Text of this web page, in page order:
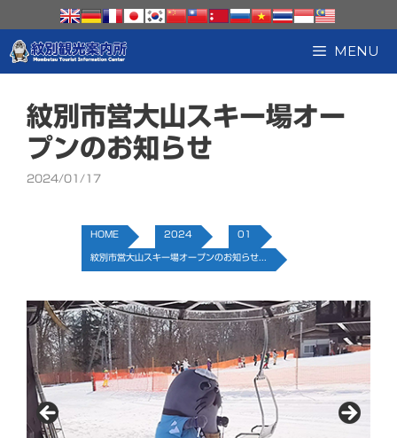
ン
テ
ン
MENU
紋別市営大山スキー場オー
プンのお知らせ
2024/01/17
HOME 2024 01
紋別市営大山スキー場オープンのお知らせ...